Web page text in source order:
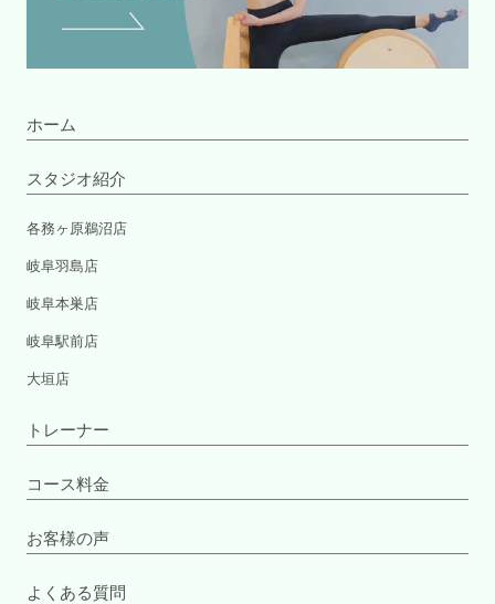
ホーム
スタジオ紹介
各務ヶ原鵜沼店
岐阜羽島店
岐阜本巣店
岐阜駅前店
大垣店
トレーナー
コース料金
お客様の声
よくある質問